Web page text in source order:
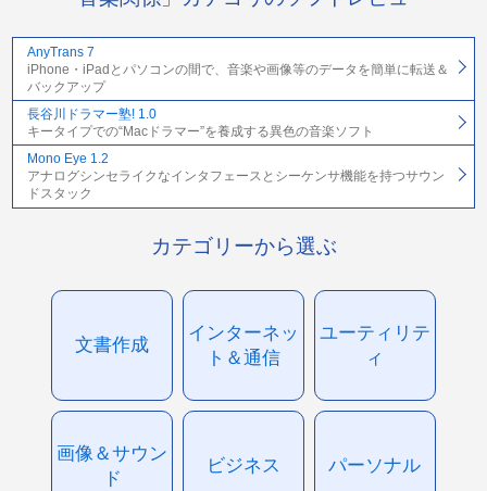
AnyTrans 7
iPhone・iPadとパソコンの間で、音楽や画像等のデータを簡単に転送＆
バックアップ
長谷川ドラマー塾! 1.0
キータイプでの“Macドラマー”を養成する異色の音楽ソフト
Mono Eye 1.2
アナログシンセライクなインタフェースとシーケンサ機能を持つサウン
ドスタック
カテゴリーから選ぶ
文書作成
インターネッ
ト＆通信
ユーティリテ
ィ
画像＆サウン
ド
ビジネス パーソナル